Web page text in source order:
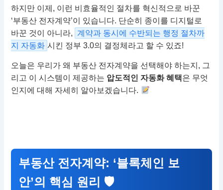
하지만 이제, 이런 비효율적인 절차를 혁신적으로 바꾼
‘부동산 전자계약’이 있습니다. 단순히 종이를 디지털로
바꾼 것이 아니라,
계약과 동시에 수반되는 행정 절차까
지 자동화 시킨 정부 3.0의 결정체라고 할 수 있죠!
오늘은 우리가 왜 부동산 전자계약을 선택해야 하는지, 그
리고 이 시스템이 제공하는 압도적인 자동화 혜택은 무엇
인지에 대해 자세히 알아보겠습니다.
부동산 전자계약: ‘블록체인 보
안’의 핵심 원리 🛡